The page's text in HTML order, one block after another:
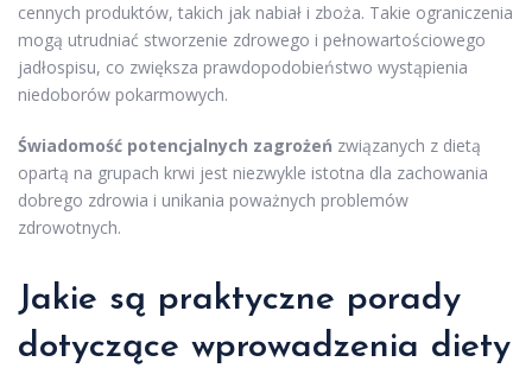
cennych produktów, takich jak nabiał i zboża. Takie ograniczenia
mogą utrudniać stworzenie zdrowego i pełnowartościowego
jadłospisu, co zwiększa prawdopodobieństwo wystąpienia
niedoborów pokarmowych.
Świadomość potencjalnych zagrożeń związanych z dietą
opartą na grupach krwi jest niezwykle istotna dla zachowania
dobrego zdrowia i unikania poważnych problemów
zdrowotnych.
Jakie są praktyczne porady
dotyczące wprowadzenia diety